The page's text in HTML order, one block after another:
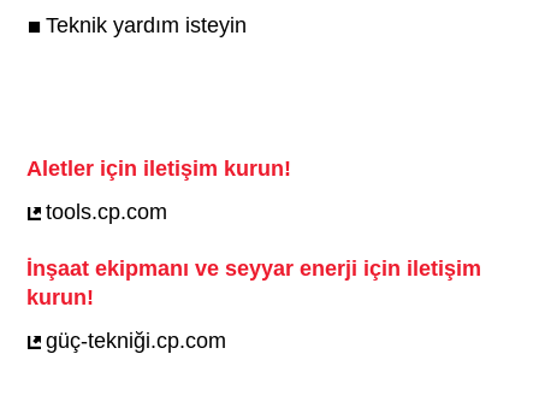
Teknik yardım isteyin
Aletler için iletişim kurun!
tools.cp.com
İnşaat ekipmanı ve seyyar enerji için iletişim
kurun!
güç-tekniği.cp.com